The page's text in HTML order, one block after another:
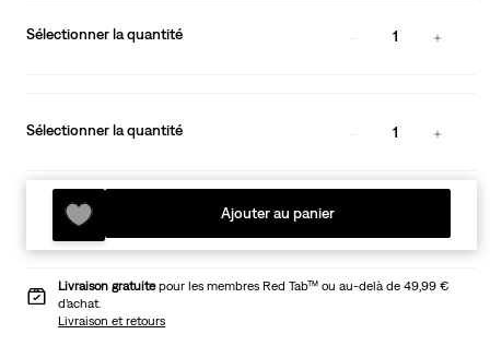
Sélectionner la quantité 1
Sélectionner la quantité 1
Ajouter au panier
Livraison gratuitepour les membres Red Tab™ ou au-delà de 49,99 €
d’achat.
Livraison et retours